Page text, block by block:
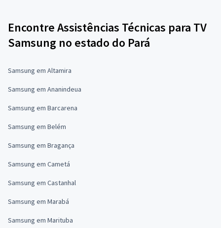
Encontre Assistências Técnicas para TV
Samsung no estado do Pará
Samsung em Altamira
Samsung em Ananindeua
Samsung em Barcarena
Samsung em Belém
Samsung em Bragança
Samsung em Cametá
Samsung em Castanhal
Samsung em Marabá
Samsung em Marituba